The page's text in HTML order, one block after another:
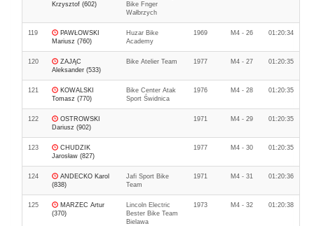
Krzysztof (602)
Bike Fnger
Wałbrzych
119
PAWŁOWSKI
Mariusz (760)
Huzar Bike
Academy
1969 M4 - 26 01:20:34
120
ZAJĄC
Aleksander (533)
Bike Atelier Team 1977 M4 - 27 01:20:35
121
KOWALSKI
Tomasz (770)
Bike Center Atak
Sport Świdnica
1976 M4 - 28 01:20:35
122
OSTROWSKI
Dariusz (902)
1971 M4 - 29 01:20:35
123
CHUDZIK
Jarosław (827)
1977 M4 - 30 01:20:35
124
ANDECKO Karol
(838)
Jafi Sport Bike
Team
1971 M4 - 31 01:20:36
125
MARZEC Artur
(370)
Lincoln Electric
Bester Bike Team
Bielawa
1973 M4 - 32 01:20:38